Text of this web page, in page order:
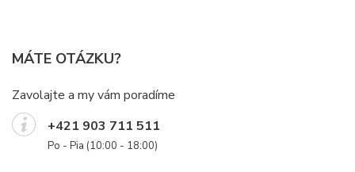
MÁTE OTÁZKU?
Zavolajte a my vám poradíme
+421 903 711 511
Po - Pia (10:00 - 18:00)